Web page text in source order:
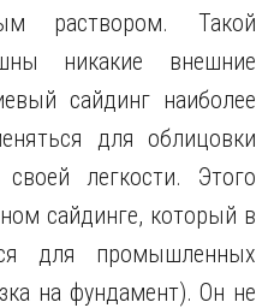
раствором. Такой
никакие внешние
сайдинг наиболее
для облицовки
легкости. Этого
сайдинге, который в
для промышленных
на фундамент). Он не